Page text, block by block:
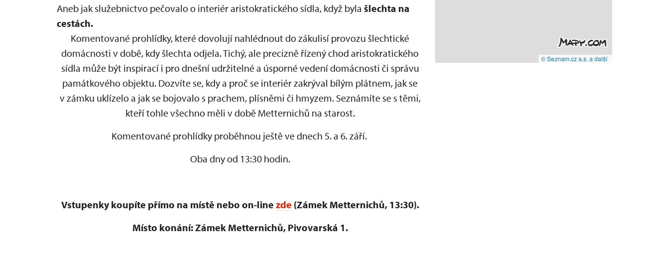
Aneb jak služebnictvo pečovalo o interiér aristokratického sídla, když byla šlechta na
cestách.
Komentované prohlídky, které dovolují nahlédnout do zákulisí provozu šlechtické
domácnosti v době, kdy šlechta odjela. Tichý, ale precizně řízený chod aristokratického
sídla může být inspirací i pro dnešní udržitelné a úsporné vedení domácnosti či správu
památkového objektu. Dozvíte se, kdy a proč se interiér zakrýval bílým plátnem, jak se
v zámku uklízelo a jak se bojovalo s prachem, plísněmi či hmyzem. Seznámíte se s těmi,
kteří tohle všechno měli v době Metternichů na starost.
Komentované prohlídky proběhnou ještě ve dnech 5. a 6. září.
Oba dny od 13:30 hodin.
Vstupenky koupíte přímo na místě nebo on-line zde (Zámek Metternichů, 13:30).
Místo konání: Zámek Metternichů, Pivovarská 1.
© Seznam.cz a.s. a další